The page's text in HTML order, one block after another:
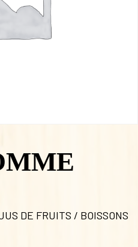
DE FRUITS / BOISSONS